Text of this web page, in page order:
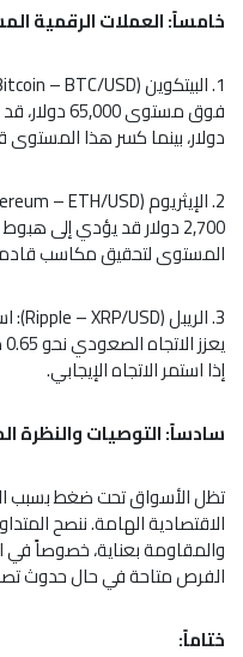
خامساً: العملات الرقمية
دولار، بينما كسر هذا
المستوى لتحقيق مكاسب
إذا استمر الاتجاه الإيجابي.
سادساً: التوصيات والنظرة
تظل الأسواق تحت ضغط بسبب
الاقتصادية الهامة. ننصح
والمقاومة بعناية، خصوصاً في
الفرص متاحة في حال حدوث
ختاماً: